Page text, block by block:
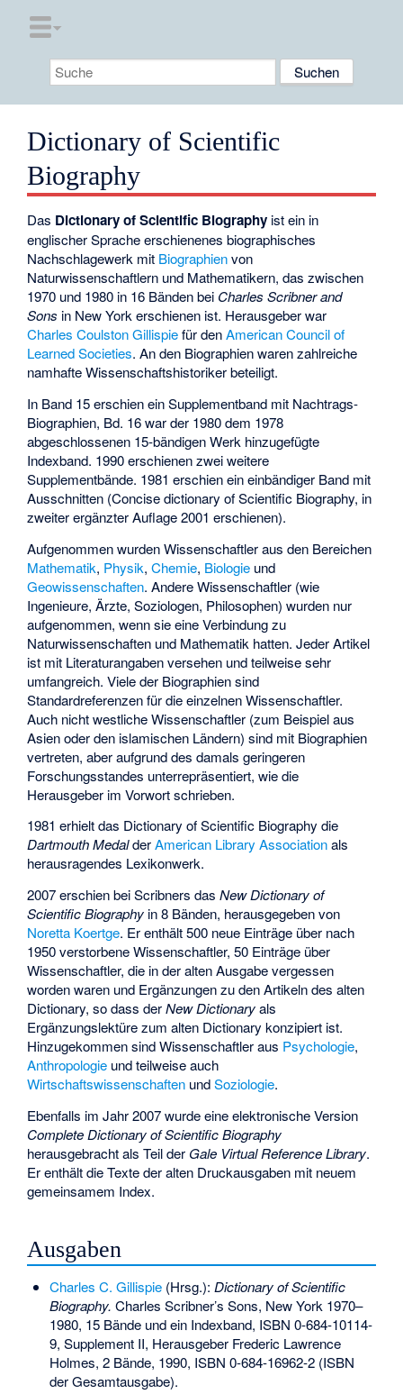
Dictionary of Scientific
Biography
Das Dictionary of Scientific Biography ist ein in
englischer Sprache erschienenesbiographisches
Nachschlagewerk mit Biographienvon
Naturwissenschaftlern und Mathematikern, das zwischen
1970 und 1980 in 16 Bänden bei Charles Scribner and
Sons in New York erschienen ist. Herausgeber war
Charles Coulston Gillispiefür denAmerican Council of
Learned Societies. An den Biographien waren zahlreiche
namhafte Wissenschaftshistoriker beteiligt.
In Band 15 erschien ein Supplementband mit Nachtrags-
Biographien, Bd. 16 war der 1980 dem 1978
abgeschlossenen 15-bändigen Werk hinzugefügte
Indexband. 1990 erschienen zwei weitere
Supplementbände. 1981 erschien ein einbändiger Band mit
Ausschnitten (Concise dictionary of Scientific Biography, in
zweiter ergänzter Auflage 2001 erschienen).
Aufgenommen wurden Wissenschaftler aus den Bereichen
Mathematik, Physik,Chemie, Biologie und
Geowissenschaften. Andere Wissenschaftler (wie
Ingenieure, Ärzte, Soziologen, Philosophen) wurden nur
aufgenommen, wenn sie eine Verbindung zu
Naturwissenschaften und Mathematik hatten. Jeder Artikel
ist mit Literaturangaben versehen und teilweise sehr
umfangreich. Viele der Biographien sind
Standardreferenzen für die einzelnen Wissenschaftler.
Auch nicht westliche Wissenschaftler (zum Beispiel aus
Asien oder den islamischen Ländern) sind mit Biographien
vertreten, aber aufgrund des damals geringeren
Forschungsstandes unterrepräsentiert, wie die
Herausgeber im Vorwort schrieben.
1981 erhielt das Dictionary of Scientific Biography die
Dartmouth MedalderAmerican Library Associationals
herausragendes Lexikonwerk.
2007 erschien bei Scribners dasNew Dictionary of
Scientific Biography in 8 Bänden, herausgegeben von
Noretta Koertge. Er enthält 500 neue Einträge über nach
1950 verstorbene Wissenschaftler, 50 Einträge über
Wissenschaftler, die in der alten Ausgabe vergessen
worden waren und Ergänzungen zu den Artikeln des alten
Dictionary, so dass derNew Dictionaryals
Ergänzungslektüre zum alten Dictionary konzipiert ist.
Hinzugekommen sind Wissenschaftler aus Psychologie,
Anthropologie und teilweise auch
Wirtschaftswissenschaften undSoziologie.
Ebenfalls im Jahr 2007 wurde eine elektronische Version
Complete Dictionary of Scientific Biography
herausgebracht als Teil der Gale Virtual Reference Library.
Er enthält die Texte der alten Druckausgaben mit neuem
gemeinsamem Index.
Ausgaben
Charles C. Gillispie(Hrsg.): Dictionary of Scientific
Biography. Charles Scribner’s Sons, New York 1970–
1980, 15 Bände und ein Indexband, ISBN 0-684-10114-
9, Supplement II, Herausgeber Frederic Lawrence
Holmes, 2 Bände, 1990, ISBN 0-684-16962-2(ISBN
der Gesamtausgabe).